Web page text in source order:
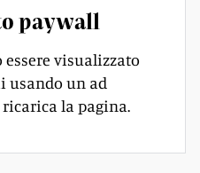
paywall
visualizzato
usando un ad
la pagina.